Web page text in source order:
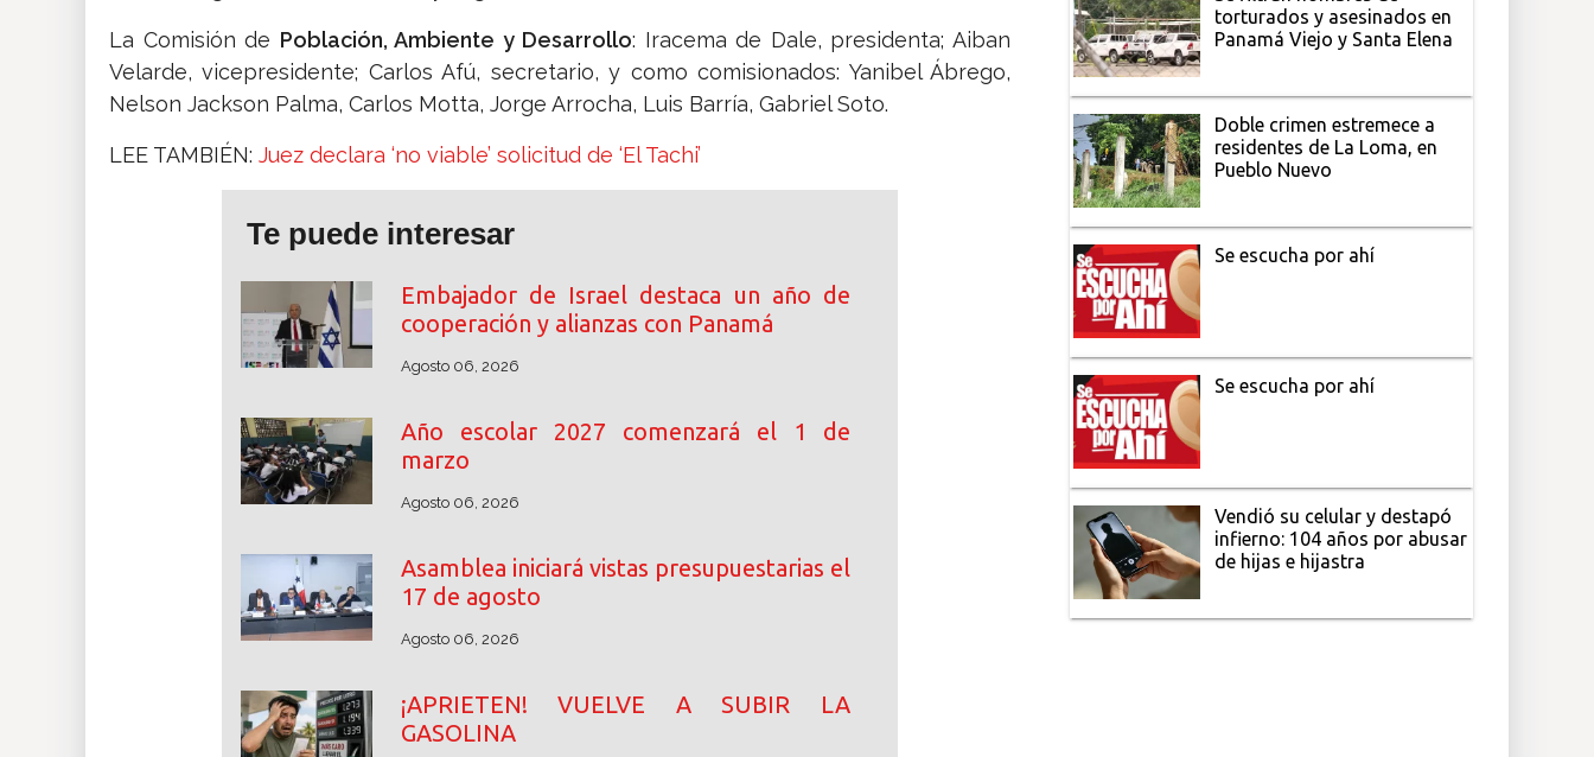
La Comisión de Población, Ambiente y Desarrollo: Iracema de Dale, presidenta; Aiban
Velarde, vicepresidente; Carlos Afú, secretario, y como comisionados: Yanibel Ábrego,
Nelson Jackson Palma, Carlos Motta, Jorge Arrocha, Luis Barría, Gabriel Soto.
LEE TAMBIÉN: Juez declara ‘no viable’ solicitud de ‘El Tachi’
Te puede interesar
Embajador de Israel destaca un año de
cooperación y alianzas con Panamá
Agosto 06, 2026
Año escolar 2027 comenzará el 1 de
marzo
Agosto 06, 2026
Asamblea iniciará vistas presupuestarias el
17 de agosto
Agosto 06, 2026
¡APRIETEN! VUELVE A SUBIR LA
GASOLINA
torturados y asesinados en
Panamá Viejo y Santa Elena
Doble crimen estremece a
residentes de La Loma, en
Pueblo Nuevo
Se escucha por ahí
Se escucha por ahí
Vendió su celular y destapó
infierno: 104 años por abusar
de hijas e hijastra